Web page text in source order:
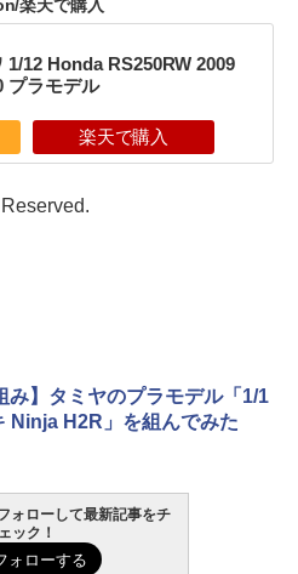
楽天で購入
1/12 Honda RS250RW 2009
プラモデル
楽天で購入
み】タミヤのプラモデル「1/1
Ninja H2R」を組んでみた
ォローして最新記事をチ
ェック！